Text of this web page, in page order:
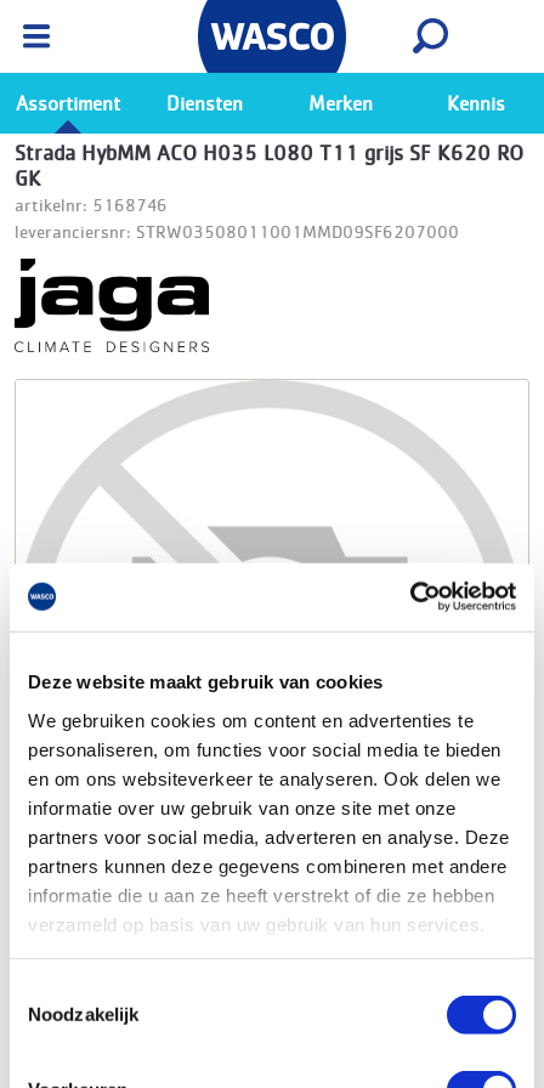
Deze website maakt gebruik van cookies
We gebruiken cookies om content en advertenties te
personaliseren, om functies voor social media te bieden
en om ons websiteverkeer te analyseren. Ook delen we
informatie over uw gebruik van onze site met onze
partners voor social media, adverteren en analyse. Deze
partners kunnen deze gegevens combineren met andere
informatie die u aan ze heeft verstrekt of die ze hebben
verzameld op basis van uw gebruik van hun services.
Noodzakelijk
Ga naar de Wasco app
Bekijk
Assortiment Diensten Merken Kennis
Strada HybMM ACO H035 L080 T11 grijs SF K620 RO
GK
artikelnr: 5168746
leveranciersnr: STRW03508011001MMD09SF6207000